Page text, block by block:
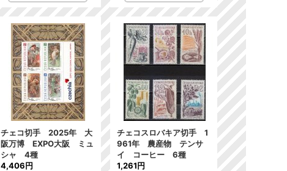
チェコ切手 2025年 大
阪万博 EXPO大阪 ミュ
シャ 4種
4,406円
チェコスロバキア切手 1
961年 農産物 テンサ
イ コーヒー 6種
1,261円